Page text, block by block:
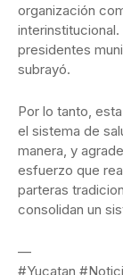
organización
presidentes
subrayó.
Por lo tanto,
el sistema de
manera, y
esfuerzo que
parteras
consolidan un
—
#Yucatan